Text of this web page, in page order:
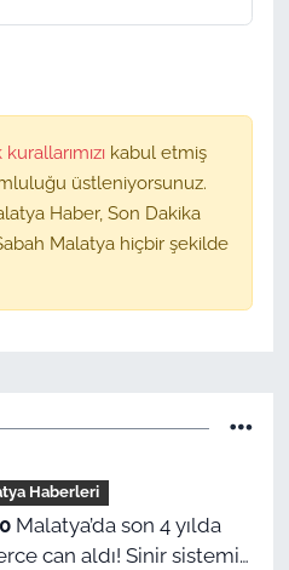
kabul etmiş
üstleniyorsunuz.
Haber, Son Dakika
Malatya hiçbir şekilde
Haberleri
Malatya’da son 4 yılda
can aldı! Sinir sistemi